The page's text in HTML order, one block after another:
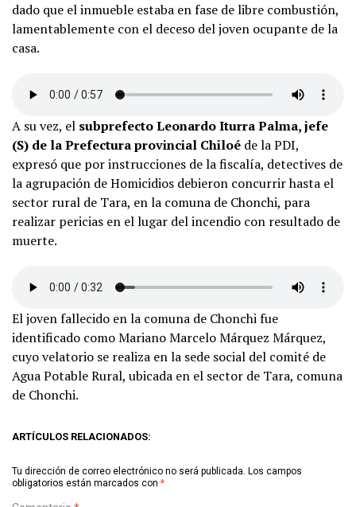
dado que el inmueble estaba en fase de libre combustión,
lamentablemente con el deceso del joven ocupante de la
casa.
A su vez, el subprefecto Leonardo Iturra Palma, jefe
(S) de la Prefectura provincial Chiloé de la PDI,
expresó que por instrucciones de la fiscalía, detectives de
la agrupación de Homicidios debieron concurrir hasta el
sector rural de Tara, en la comuna de Chonchi, para
realizar pericias en el lugar del incendio con resultado de
muerte.
El joven fallecido en la comuna de Chonchi fue
identificado como Mariano Marcelo Márquez Márquez,
cuyo velatorio se realiza en la sede social del comité de
Agua Potable Rural, ubicada en el sector de Tara, comuna
de Chonchi.
ARTÍCULOS RELACIONADOS:
Tu dirección de correo electrónico no será publicada. Los campos
obligatorios están marcados con *